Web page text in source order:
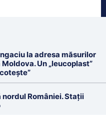
la adresa măsurilor
Un „leucoplast”
României. Stații